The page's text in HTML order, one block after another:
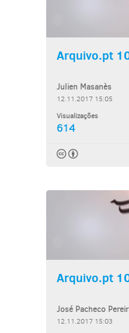
Arquivo.pt
Julien Masanès
12.11.2017 15:05
Visualizações
614
Arquivo.pt
José Pacheco
12.11.2017 15:03